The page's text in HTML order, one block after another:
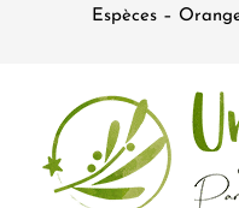
Espèces –